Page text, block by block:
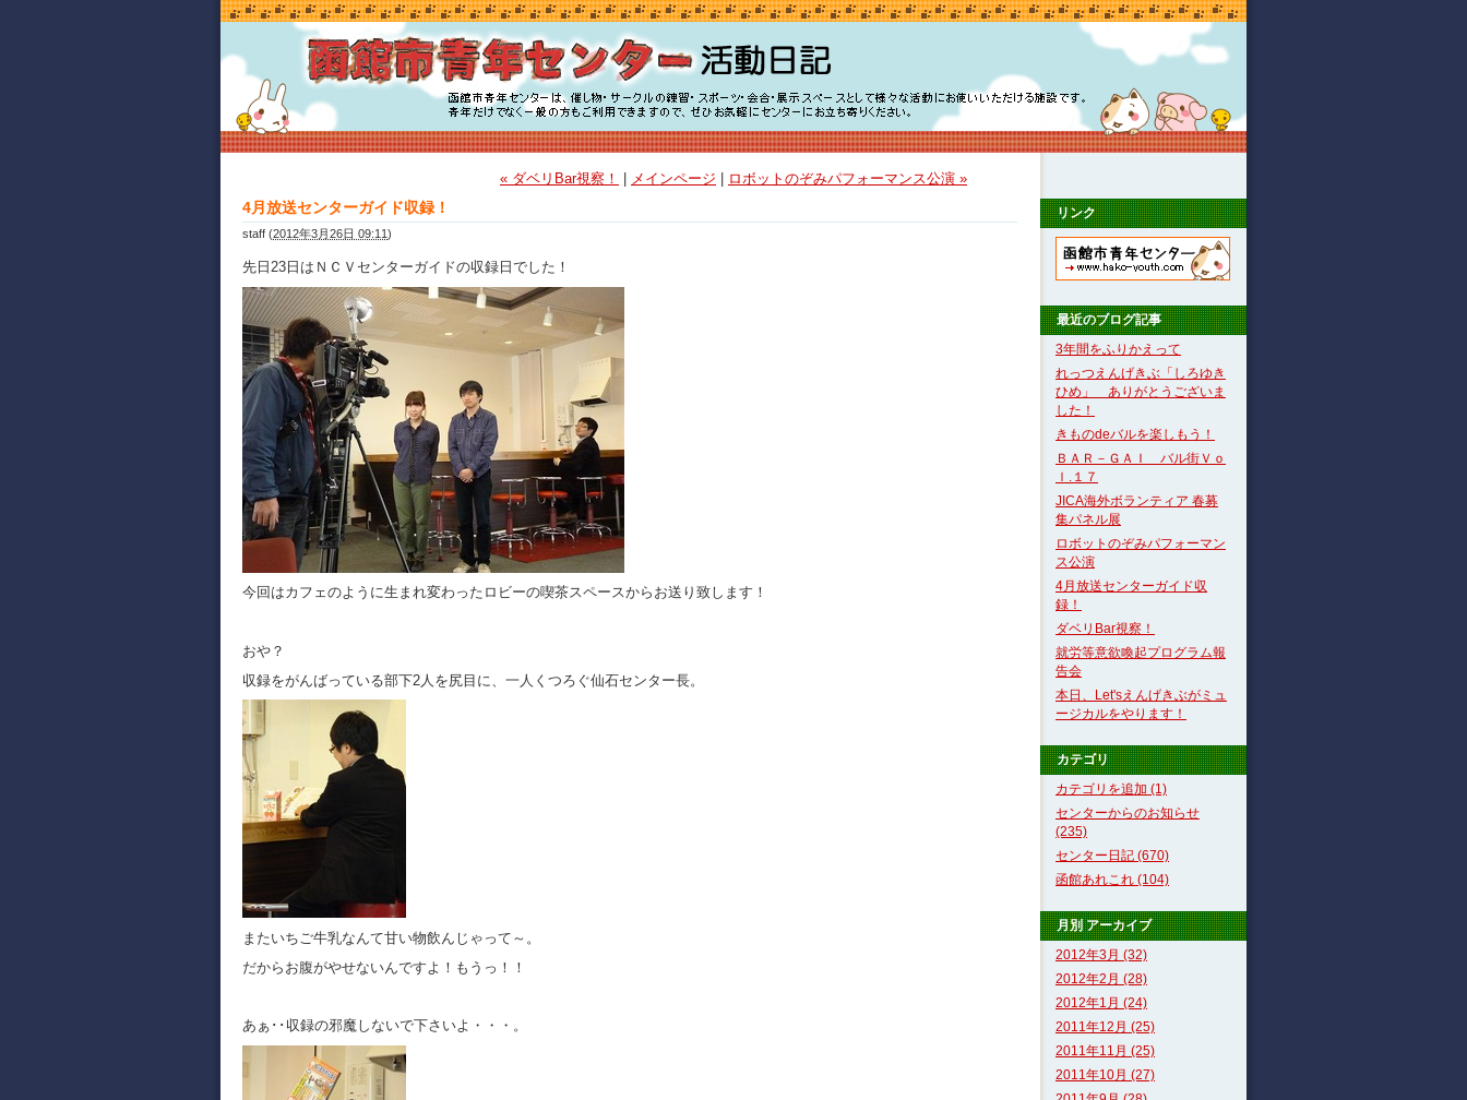
« ダベリBar視察！ メインページ ロボットのぞみパフォーマンス公演 »
4月放送センターガイド収録！
staff (2012年3月26日 09:11)
先日23日はＮＣＶセンターガイドの収録日でした！
今回はカフェのように生まれ変わったロビーの喫茶スペースからお送り致します！
おや？
収録をがんばっている部下2人を尻目に、一人くつろぐ仙石センター長。
またいちご牛乳なんて甘い物飲んじゃって～。
だからお腹がやせないんですよ！もうっ！！
あぁ･･収録の邪魔しないで下さいよ・・・。
リンク
最近のブログ記事
3年間をふりかえって
れっつえんげきぶ「しろゆき
ひめ」 ありがとうございま
した！
きものdeバルを楽しもう！
ＢＡＲ－ＧＡＩ バル街Ｖｏ
ｌ.１７
JICA海外ボランティア 春募
集パネル展
ロボットのぞみパフォーマン
ス公演
4月放送センターガイド収
録！
ダベリBar視察！
就労等意欲喚起プログラム報
告会
本日、Let'sえんげきぶがミュ
ージカルをやります！
カテゴリ
カテゴリを追加 (1)
センターからのお知らせ
(235)
センター日記 (670)
函館あれこれ (104)
月別アーカイブ
2012年3月 (32)
2012年2月 (28)
2012年1月 (24)
2011年12月 (25)
2011年11月 (25)
2011年10月 (27)